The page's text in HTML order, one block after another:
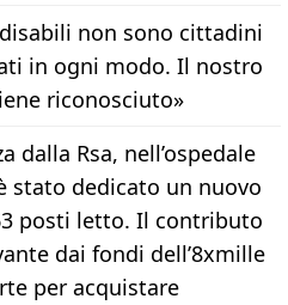
non sono cittadini
in ogni modo. Il nostro
riconosciuto»
dalla Rsa, nell’ospedale
stato dedicato un nuovo
posti letto. Il contributo
dai fondi dell’8xmille
per acquistare